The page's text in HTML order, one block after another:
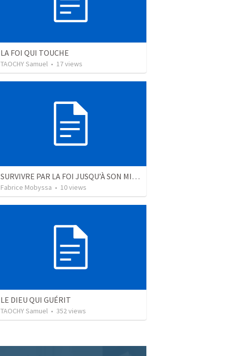
LA FOI QUI TOUCHE
TAOCHY Samuel • 17views
SURVIVRE PAR LA FOI JUSQU’À SON MIRACLE
Fabrice Mobyssa • 10views
LE DIEU QUI GUÉRIT
TAOCHY Samuel • 352 views